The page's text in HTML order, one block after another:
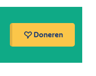
Doneren